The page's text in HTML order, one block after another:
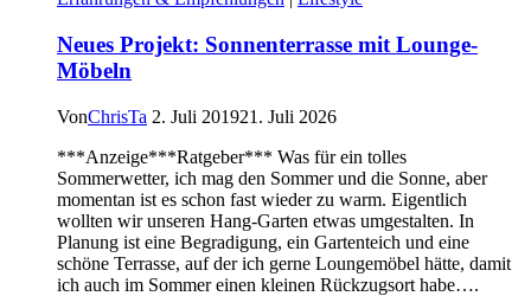
Neues Projekt: Sonnenterrasse mit Lounge-
Möbeln
VonChrisTa 2. Juli 201921. Juli 2026
***Anzeige***Ratgeber*** Was für ein tolles
Sommerwetter, ich mag den Sommer und die Sonne, aber
momentan ist es schon fast wieder zu warm. Eigentlich
wollten wir unseren Hang-Garten etwas umgestalten. In
Planung ist eine Begradigung, ein Gartenteich und eine
schöne Terrasse, auf der ich gerne Loungemöbel hätte, damit
ich auch im Sommer einen kleinen Rückzugsort habe….